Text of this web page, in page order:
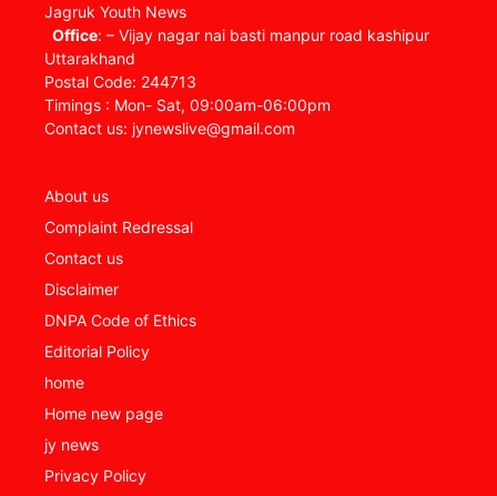
Jagruk Youth News
Office: – Vijay nagar nai basti manpur road kashipur
Uttarakhand
Postal Code: 244713
Timings : Mon- Sat, 09:00am-06:00pm
Contact us: jynewslive@gmail.com
About us
Complaint Redressal
Contact us
Disclaimer
DNPA Code of Ethics
Editorial Policy
home
Home new page
jy news
Privacy Policy